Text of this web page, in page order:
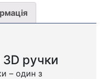
ручки
– один з